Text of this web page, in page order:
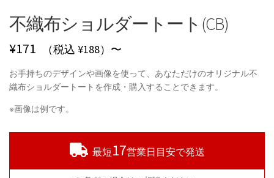
不織布ショルダートート(CB)
¥171 （税込 ¥188）〜
お手持ちのデザインや画像を使って、あなただけのオリジナル不
織布ショルダートートを作成・購入することできます。
※画像は例です。
最短17営業日目安で発送